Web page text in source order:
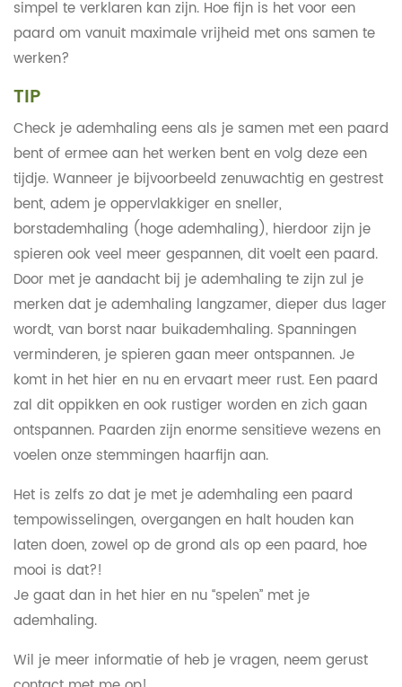
simpel te verklaren kan zijn. Hoe fijn is het voor een
paard om vanuit maximale vrijheid met ons samen te
werken?
TIP
Check je ademhaling eens als je samen met een paard
bent of ermee aan het werken bent en volg deze een
tijdje. Wanneer je bijvoorbeeld zenuwachtig en gestrest
bent, adem je oppervlakkiger en sneller,
borstademhaling (hoge ademhaling), hierdoor zijn je
spieren ook veel meer gespannen, dit voelt een paard.
Door met je aandacht bij je ademhaling te zijn zul je
merken dat je ademhaling langzamer, dieper dus lager
wordt, van borst naar buikademhaling. Spanningen
verminderen, je spieren gaan meer ontspannen. Je
komt in het hier en nu en ervaart meer rust. Een paard
zal dit oppikken en ook rustiger worden en zich gaan
ontspannen. Paarden zijn enorme sensitieve wezens en
voelen onze stemmingen haarfijn aan.
Het is zelfs zo dat je met je ademhaling een paard
tempowisselingen, overgangen en halt houden kan
laten doen, zowel op de grond als op een paard, hoe
mooi is dat?!
Je gaat dan in het hier en nu “spelen” met je
ademhaling.
Wil je meer informatie of heb je vragen, neem gerust